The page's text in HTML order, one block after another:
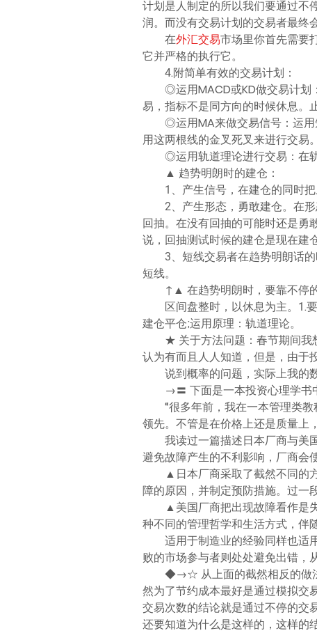
计划是人制定的所以我们要通过不
润。而没有交易计划的交易者最终
在外汇交易市场里你首先需要
它并严格的执行它。
4.附简单有效的交易计划：
◎运用MACD或KD做交易计划
易，指标不是同方向的时候休息。
◎运用MA来做交易信号：运
用这两根线的金叉死叉来进行交易
◎运用轨道理论进行交易：在
▲ 趋势明朗时的建仓：
1、产生信号，在建仓的同时
2、产生形态，勇敢建仓。在
回抽。在没有回抽的可能时还是勇
说，回抽测试时候的建仓是现在建
3、短线交易者在趋势明朗话
短线。
↑▲ 在趋势明朗时，要靠不停
区间盘整时，以休息为主。1.
建仓平仓;运用原理：轨道理论。
★ 关于方法问题：春节期间我
认为有而且人人知道，但是，由于
说到概率的问题，实际上我的
→〓 下面是一本投资心理学书
“很多年前，我在一本管理类
领先。不管是在价格上还是质量上
我读过一篇描述日本厂商与美
避免故障产生的不利影响，厂商会
▲日本厂商采取了截然不同的
障的原因，并制定预防措施。过一
▲美国厂商把出现故障看作是
种不同的管理哲学和生活方式，伴
适用于制造业的经验同样也适
败的市场参与者则处处避免出错，
◆→☆ 从上面的截然相反的做
然为了节约成本最好是通过模拟交
交易次数的结论就是通过不停的交
还要知道为什么是这样的，这样的